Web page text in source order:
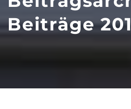
Beiträge